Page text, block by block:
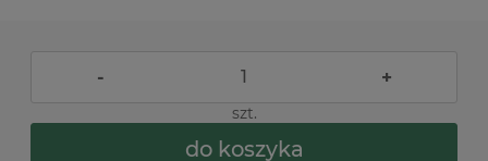
- +
szt.
do koszyka